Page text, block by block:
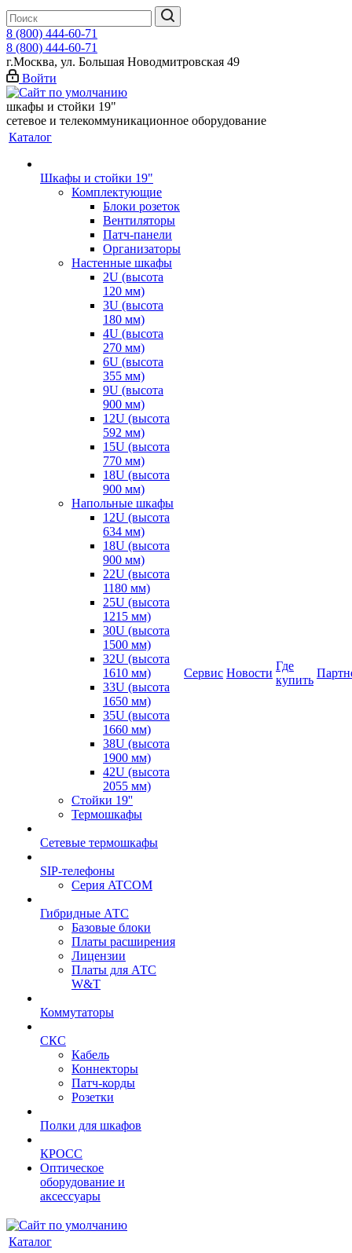
8 (800) 444-60-71
8 (800) 444-60-71
г.Москва, ул. Большая Новодмитровская 49
Войти
шкафы и стойки 19"
сетевое и телекоммуникационное оборудование
Каталог
Шкафы и стойки 19"
Комплектующие
Блоки розеток
Вентиляторы
Патч-панели
Организаторы
Настенные шкафы
2U (высота
120 мм)
3U (высота
180 мм)
4U (высота
270 мм)
6U (высота
355 мм)
9U (высота
900 мм)
12U (высота
592 мм)
15U (высота
770 мм)
18U (высота
900 мм)
Напольные шкафы
12U (высота
634 мм)
18U (высота
900 мм)
22U (высота
1180 мм)
25U (высота
1215 мм)
30U (высота
1500 мм)
32U (высота
1610 мм)
33U (высота
1650 мм)
35U (высота
1660 мм)
38U (высота
1900 мм)
42U (высота
2055 мм)
Стойки 19''
Термошкафы
Сетевые термошкафы
SIP-телефоны
Серия ATCOM
Гибридные АТС
Базовые блоки
Платы расширения
Лицензии
Платы для АТС
W&T
Коммутаторы
СКС
Кабель
Коннекторы
Патч-корды
Розетки
Полки для шкафов
КРОСС
Оптическое
оборудование и
аксессуары
Сервис Новости
Где
купить
Каталог